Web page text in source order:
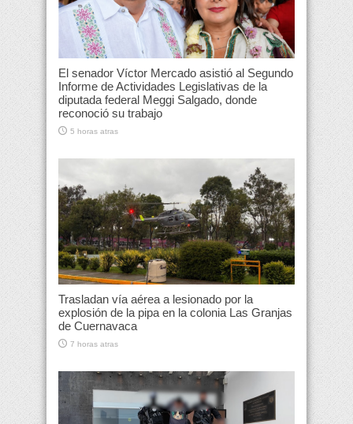
El senador Víctor Mercado asistió al Segundo
Informe de Actividades Legislativas de la
diputada federal Meggi Salgado, donde
reconoció su trabajo
5 horas atras
Trasladan vía aérea a lesionado por la
explosión de la pipa en la colonia Las Granjas
de Cuernavaca
7 horas atras